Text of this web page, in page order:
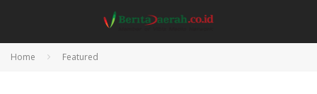
Home Featured